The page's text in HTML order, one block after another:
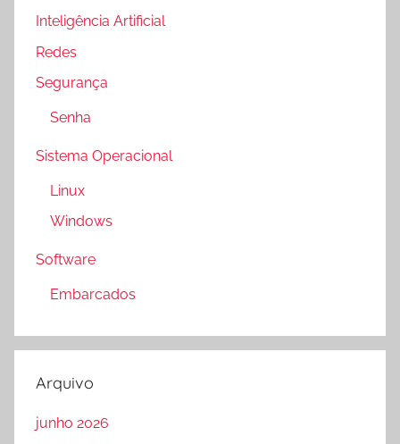
Inteligência Artificial
Redes
Segurança
Senha
Sistema Operacional
Linux
Windows
Software
Embarcados
Arquivo
junho 2026